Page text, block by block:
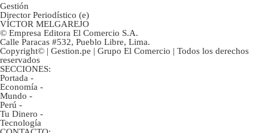
Gestión
Director Periodístico (e)
VÍCTOR MELGAREJO
© Empresa Editora El Comercio S.A.
Calle Paracas #532, Pueblo Libre, Lima.
Copyright© | Gestion.pe | Grupo El Comercio | Todos los derechos
reservados
SECCIONES:
Portada -
Economía -
Mundo -
Perú -
Tu Dinero -
Tecnología